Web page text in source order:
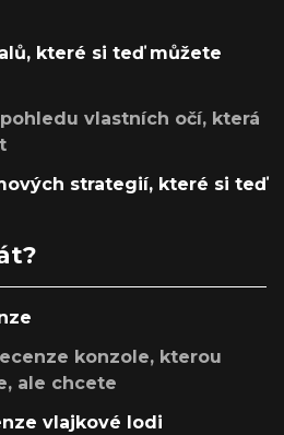
které si teď můžete
vlastních očí, která
strategií, které si teď
konzole, kterou
ale chcete
vlajkové lodi